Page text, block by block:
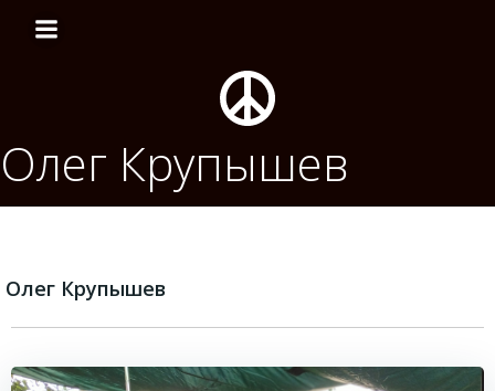
содержимому
Олег Крупышев
Олег Крупышев